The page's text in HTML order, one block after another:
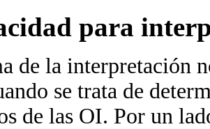
para
de la interpretación
se trata de
de las OI. Por un